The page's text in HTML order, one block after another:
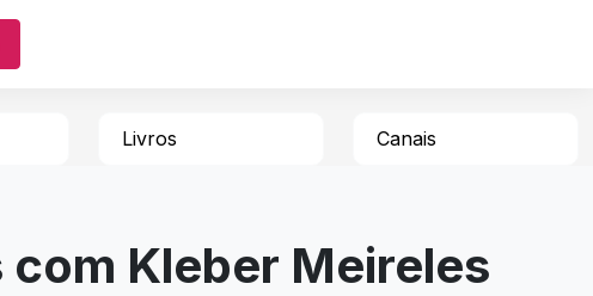
Livros Canais
Kleber Meireles